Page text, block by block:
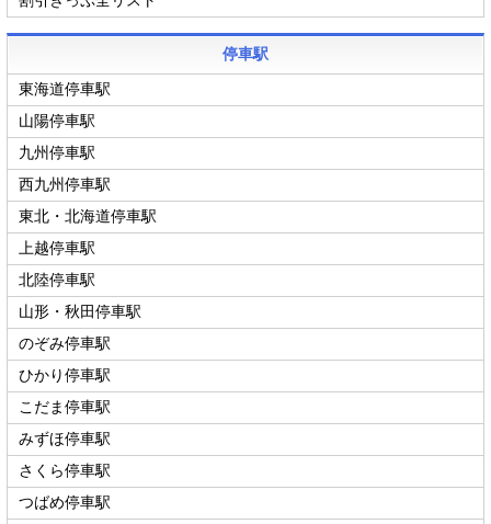
停車駅
東海道停車駅
山陽停車駅
九州停車駅
西九州停車駅
東北・北海道停車駅
上越停車駅
北陸停車駅
山形・秋田停車駅
のぞみ停車駅
ひかり停車駅
こだま停車駅
みずほ停車駅
さくら停車駅
つばめ停車駅